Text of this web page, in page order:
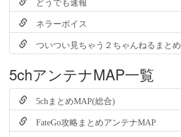
ネラーボイス
ついつい見ちゃう２ちゃんねるまとめ
5chアンテナMAP一覧
5chまとめMAP(総合)
FateGo攻略まとめアンテナMAP